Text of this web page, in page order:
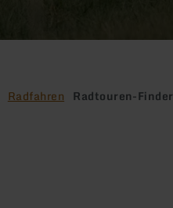
Radfahren Radtouren-Finder